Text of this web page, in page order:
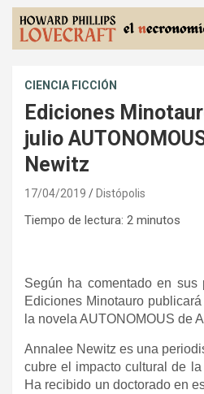
CIENCIA FICCIÓN
Ediciones
julio
Newitz
17/04/2019 Distópolis
Tiempo de lectura: 2 minutos
Según ha comentado en sus
Ediciones Minotauro
la novela AUTONOMOUS de
Annalee Newitz es una
cubre el impacto cultural de
Ha recibido un doctorado en